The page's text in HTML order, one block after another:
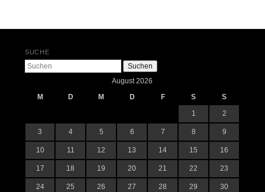
SUCHE
Suchen
August 2026
M
D M D F S
S
1
2
3 4 5 6 7 8 9
10 11 12 13 14 15 16
17 18 19 20 21 22 23
24 25 26 27 28 29 30